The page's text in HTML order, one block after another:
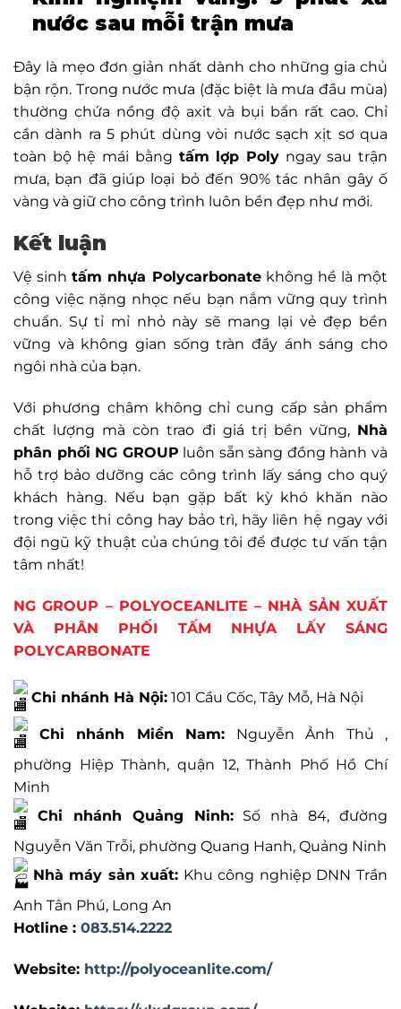
nước sau mỗi trận mưa
Đây là mẹo đơn giản nhất dành cho những gia chủ
bận rộn. Trong nước mưa (đặc biệt là mưa đầu mùa)
thường chứa nồng độ axit và bụi bẩn rất cao. Chỉ
cần dành ra 5 phút dùng vòi nước sạch xịt sơ qua
toàn bộ hệ mái bằng tấm lợp Polyngay sau trận
mưa, bạn đã giúp loại bỏ đến 90% tác nhân gây ố
vàng và giữ cho công trình luôn bền đẹp như mới.
Kết luận
Vệ sinhtấm nhựa Polycarbonatekhông hề là một
công việc nặng nhọc nếu bạn nắm vững quy trình
chuẩn. Sự tỉ mỉ nhỏ này sẽ mang lại vẻ đẹp bền
vững và không gian sống tràn đầy ánh sáng cho
ngôi nhà của bạn.
Với phương châm không chỉ cung cấp sản phẩm
chất lượng mà còn trao đi giá trị bền vững, Nhà
phân phối NG GROUP luôn sẵn sàng đồng hành và
hỗ trợ bảo dưỡng các công trình lấy sáng cho quý
khách hàng. Nếu bạn gặp bất kỳ khó khăn nào
trong việc thi công hay bảo trì, hãy liên hệ ngay với
đội ngũ kỹ thuật của chúng tôi để được tư vấn tận
tâm nhất!
NG GROUP – POLYOCEANLITE – NHÀ SẢN XUẤT
VÀ PHÂN PHỐI TẤM NHỰA LẤY SÁNG
POLYCARBONATE
Chi nhánh Hà Nội: 101 Cầu Cốc, Tây Mỗ, Hà Nội
Chi nhánh Miền Nam: Nguyễn Ảnh Thủ ,
phường Hiệp Thành, quận 12, Thành Phố Hồ Chí
Minh
Chi nhánh Quảng Ninh:Số nhà 84, đường
Nguyễn Văn Trỗi, phường Quang Hanh, Quảng Ninh
Nhà máy sản xuất: Khu công nghiệp DNN Trần
Anh Tân Phú, Long An
Hotline : 083.514.2222
Website: http://polyoceanlite.com/